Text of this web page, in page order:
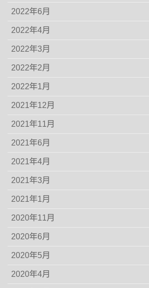
2022年6月
2022年4月
2022年3月
2022年2月
2022年1月
2021年12月
2021年11月
2021年6月
2021年4月
2021年3月
2021年1月
2020年11月
2020年6月
2020年5月
2020年4月